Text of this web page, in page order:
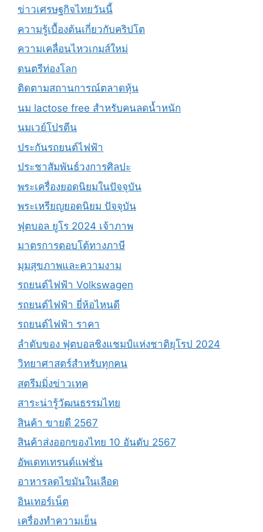
ข่าวเศรษฐกิจไทยวันนี้
ความรู้เบื้องต้นเกี่ยวกับคริปโต
ความเคลื่อนไหวเกมส์ใหม่
ดนตรีท่องโลก
ติดตามสถานการณ์ตลาดหุ้น
นม lactose free สำหรับคนลดน้ำหนัก
นมเวย์โปรตีน
ประกันรถยนต์ไฟฟ้า
ประชาสัมพันธ์วงการศิลปะ
พระเครื่องยอดนิยมในปัจจุบัน
พระเหรียญยอดนิยม ปัจจุบัน
ฟุตบอล ยูโร 2024 เจ้าภาพ
มาตรการตอบโต้ทางภาษี
มุมสุขภาพและความงาม
รถยนต์ไฟฟ้า Volkswagen
รถยนต์ไฟฟ้า ยี่ห้อไหนดี
รถยนต์ไฟฟ้า ราคา
ลำดับของ ฟุตบอลชิงแชมป์แห่งชาติยุโรป 2024
วิทยาศาสตร์สำหรับทุกคน
สตรีมมิ่งข่าวเทค
สาระน่ารู้วัฒนธรรมไทย
สินค้า ขายดี 2567
สินค้าส่งออกของไทย 10 อันดับ 2567
อัพเดทเทรนด์แฟชั่น
อาหารลดไขมันในเลือด
อินเทอร์เน็ต
เครื่องทำความเย็น